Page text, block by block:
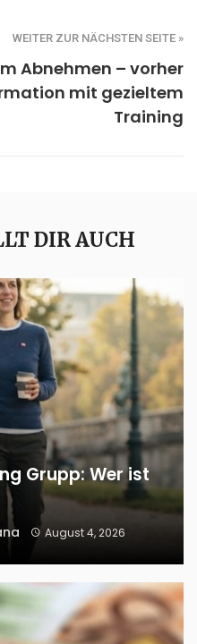
WEITER ZUR NÄCHSTEN SEITE »
Abnehmen – vorher
mit gezieltem
Training
DIR AUCH
Grupp: Wer ist
August 4, 2026